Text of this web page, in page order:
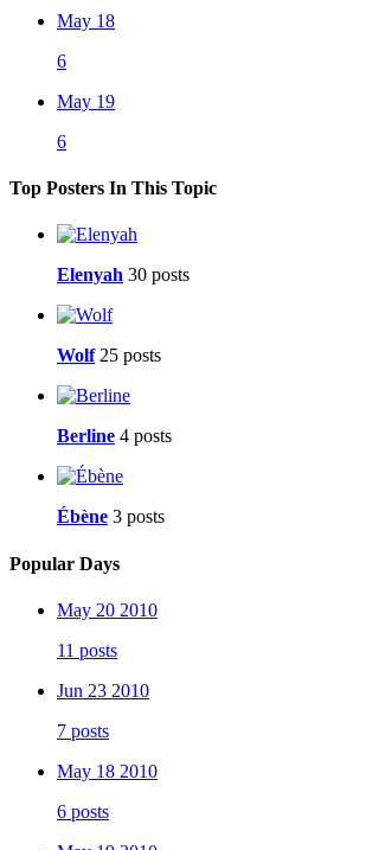
May 18
6
May 19
6
Top Posters In This Topic
Elenyah 30 posts
Wolf 25 posts
Berline 4 posts
Ébène 3 posts
Popular Days
May 20 2010
11 posts
Jun 23 2010
7 posts
May 18 2010
6 posts